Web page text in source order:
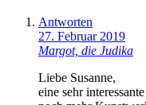
Antworten
27. Februar 2019
Margot, die Judika
Liebe Susanne,
eine sehr